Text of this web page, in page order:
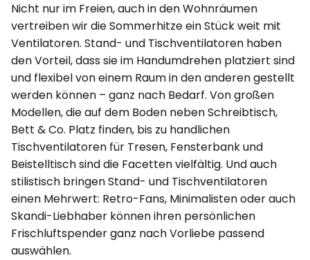
Nicht nur im Freien, auch in den Wohnräumen
vertreiben wir die Sommerhitze ein Stück weit mit
Ventilatoren. Stand- und Tischventilatoren haben
den Vorteil, dass sie im Handumdrehen platziert sind
und flexibel von einem Raum in den anderen gestellt
werden können – ganz nach Bedarf. Von großen
Modellen, die auf dem Boden neben Schreibtisch,
Bett & Co. Platz finden, bis zu handlichen
Tischventilatoren für Tresen, Fensterbank und
Beistelltisch sind die Facetten vielfältig. Und auch
stilistisch bringen Stand- und Tischventilatoren
einen Mehrwert: Retro-Fans, Minimalisten oder auch
Skandi-Liebhaber können ihren persönlichen
Frischluftspender ganz nach Vorliebe passend
auswählen.